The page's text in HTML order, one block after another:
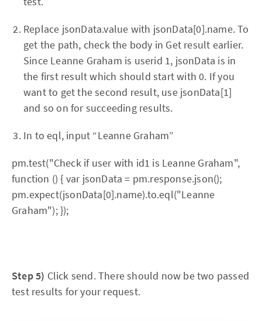
Replace jsonData.value with jsonData[0].name. To
get the path, check the body in Get result earlier.
Since Leanne Graham is userid 1, jsonData is in
the first result which should start with 0. If you
want to get the second result, use jsonData[1]
and so on for succeeding results.
In to eql, input “Leanne Graham”
pm.test("Check if user with id1 is Leanne Graham",
function () { var jsonData = pm.response.json();
pm.expect(jsonData[0].name).to.eql("Leanne
Graham"); });
Step 5) Click send. There should now be two passed
test results for your request.